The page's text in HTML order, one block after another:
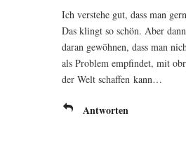
Ich ver­ste­he gut, dass man
Das klingt so schön. Aber
dar­an gewöh­nen, dass man
als Pro­blem emp­fin­det, mit
der Welt schaf­fen kann…
Antworten